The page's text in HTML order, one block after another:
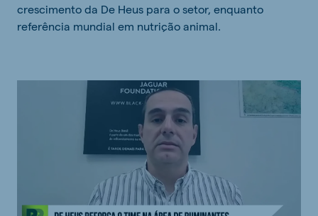
crescimento da De Heus para o setor, enquanto
referência mundial em nutrição animal.